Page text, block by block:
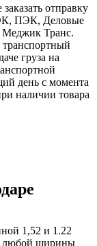
отправку
ПЭК, Деловые
Транс.
транспортный
груза на
день с момента
наличии товара
1,52 и 1.22
любой ширины